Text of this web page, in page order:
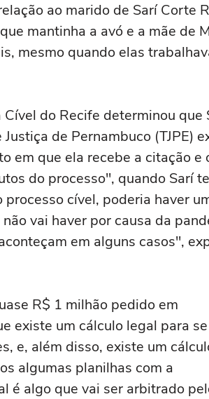
ao marido de Sarí Corte
mantinha a avó e a mãe de
mesmo quando elas
do Recife determinou que
de Pernambuco (TJPE)
em que ela recebe a citação e
do processo", quando Sarí
cível, poderia haver
vai haver por causa da
em alguns casos",
R$ 1 milhão pedido em
existe um cálculo legal para
e, além disso, existe um
algumas planilhas com a
é algo que vai ser arbitrado